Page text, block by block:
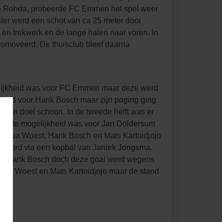
probeerde FC Emmen het spel weer
werd een schot van ca 25 meter door
trekwerk en de lange halen naar voren. In
De thuisclub bleef daarna
was voor FC Emmen maar deze werd
voor Hank Bosch maar zijn poging ging
zijn doel schoon. In de tweede helft was er
mogelijkheid was voor Jan Doldersum
Woest, Hank Bosch en Mats Kartoidjojo
via een kopbal van Janiek Jongsma.
Hank Bosch doch deze goal werd wegens
Woest en Mats Kartoidjojo maar de stand